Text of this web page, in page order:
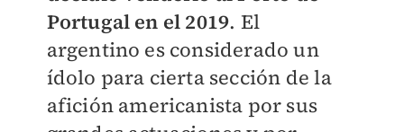
Portugal en el 2019. El
argentino es considerado un
ídolo para cierta sección de la
afición americanista por sus